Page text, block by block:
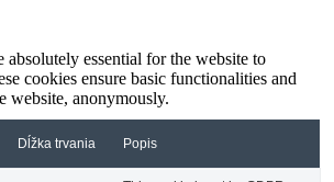
absolutely essential for the website to
cookies ensure basic functionalities and
website, anonymously.
Dĺžka trvania Popis